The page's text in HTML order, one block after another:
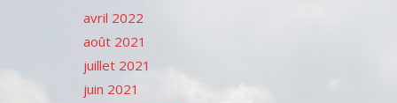
avril 2022
août 2021
juillet 2021
juin 2021